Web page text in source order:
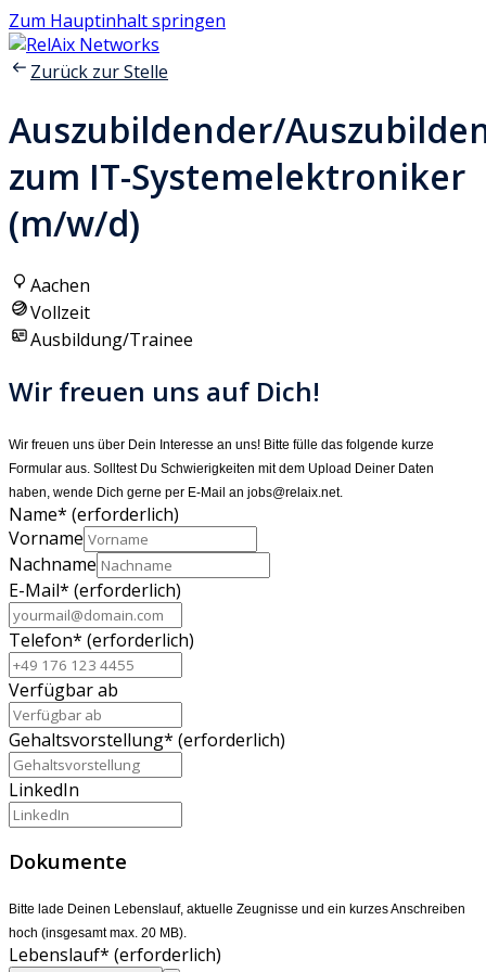
Zum Hauptinhalt springen
Zurück zur Stelle
Auszubildender/
zum IT-Systemelektroniker
(m/w/d)
Aachen
Vollzeit
Ausbildung/Trainee
Wir freuen uns auf Dich!
Wir freuen uns über Dein Interesse an uns! Bitte fülle das folgende kurze
Formular aus. Solltest Du Schwierigkeiten mit dem Upload Deiner Daten
haben, wende Dich gerne per E-Mail an jobs@relaix.net.
Name* (erforderlich)
Vorname
Nachname
E-Mail* (erforderlich)
Telefon* (erforderlich)
Verfügbar ab
Gehaltsvorstellung* (erforderlich)
LinkedIn
Dokumente
Bitte lade Deinen Lebenslauf, aktuelle Zeugnisse und ein kurzes Anschreiben
hoch (insgesamt max. 20 MB).
Lebenslauf* (erforderlich)